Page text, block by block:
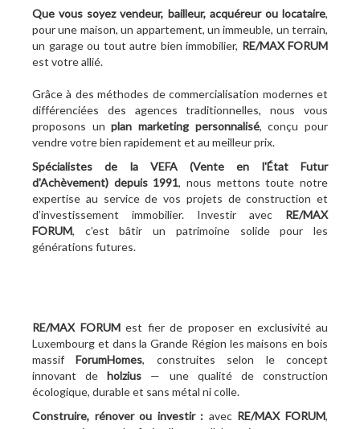
Que vous soyez vendeur, bailleur, acquéreur ou locataire,
pour une maison, un appartement, un immeuble, un terrain,
un garage ou tout autre bien immobilier, RE/MAX FORUM
est votre allié.
Grâce à des méthodes de commercialisation modernes et
différenciées des agences traditionnelles, nous vous
proposons unplan marketing personnalisé, conçu pour
vendre votre bien rapidement et au meilleur prix.
Spécialistes de la VEFA (Vente en l'État Futur
d'Achèvement) depuis 1991, nous mettons toute notre
expertise au service de vos projets de construction et
d’investissement immobilier. Investir avec RE/MAX
FORUM, c’est bâtir un patrimoine solide pour les
générations futures.
RE/MAX FORUMest fier de proposer en exclusivité au
Luxembourg et dans la Grande Région les maisons en bois
massifForumHomes, construites selon le concept
innovant deholzius — une qualité de construction
écologique, durable et sans métal ni colle.
Construire, rénover ou investir : avec RE/MAX FORUM,